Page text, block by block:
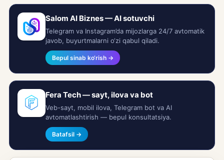
Salom AI Biznes — AI sotuvchi
Telegram va Instagram’da mijozlarga 24/7 avtomatik
javob, buyurtmalarni o‘zi qabul qiladi.
Bepul sinab ko‘rish →
Fera Tech — sayt, ilova va bot
Veb-sayt, mobil ilova, Telegram bot va AI
avtomatlashtirish — bepul konsultatsiya.
Batafsil →